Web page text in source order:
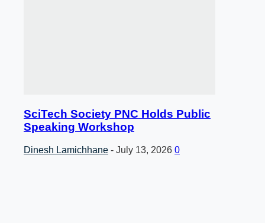
SciTech Society PNC Holds Public
Speaking Workshop
Dinesh Lamichhane - July 13, 2026 0